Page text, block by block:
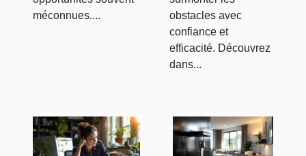
méconnues....
obstacles avec
confiance et
efficacité. Découvrez
dans...